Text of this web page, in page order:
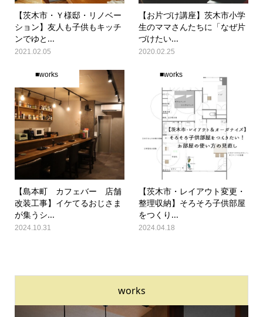
【茨木市・Ｙ様邸・リノベー
ション】友人も子供もキッチ
ンでゆと...
2021.02.05
【お片づけ講座】茨木市小学
生のママさんたちに「なぜ片
づけたい...
2020.02.25
■works
【島本町 カフェバー 店舗
改装工事】イケてるおじさま
が集うシ...
2024.10.31
■works
【茨木市・レイアウト変更・
整理収納】そろそろ子供部屋
をつくり...
2024.04.18
works